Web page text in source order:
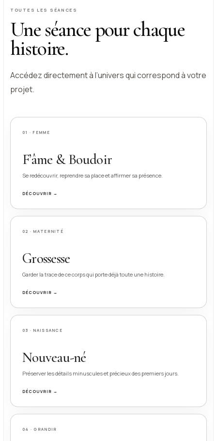
TOUTES LES SÉANCES
Une séance pour chaque
histoire.
Accédez directement à l’univers qui correspond à votre
projet.
01 · FEMME
F’âme & Boudoir
Se redécouvrir, reprendre sa place et affirmer sa présence.
DÉCOUVRIR →
02 · MATERNITÉ
Grossesse
Garder la trace de ce corps qui porte déjà toute une histoire.
DÉCOUVRIR →
03 · NAISSANCE
Nouveau-né
Préserver les détails minuscules et précieux des premiers jours.
DÉCOUVRIR →
04 · GRANDIR